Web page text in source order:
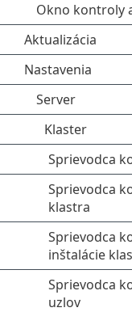
Okno kontroly
Aktualizácia
Nastavenia
Server
Klaster
Sprievodca
Sprievodca
klastra
Sprievodca
inštalácie
Sprievodca
uzlov